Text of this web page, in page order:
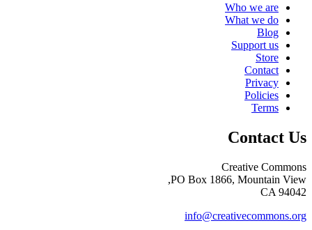
Who we are
What we do
Blog
Support us
Store
Contact
Privacy
Policies
Terms
Contact Us
Creative Commons
PO Box 1866, Mountain View,
CA 94042
info@creativecommons.org